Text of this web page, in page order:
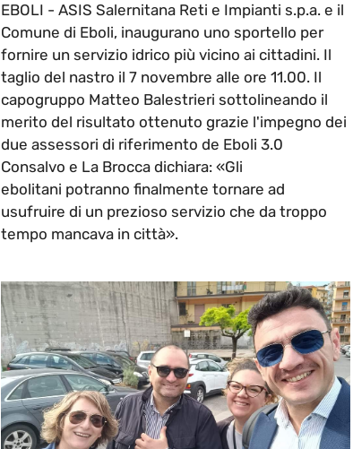
EBOLI - ASIS Salernitana Reti e Impianti s.p.a. e il
Comune di Eboli, inaugurano uno sportello per
fornire un servizio idrico più vicino ai cittadini. Il
taglio del nastro il 7 novembre alle ore 11.00. Il
capogruppo Matteo Balestrieri sottolineando il
merito del risultato ottenuto grazie l'impegno dei
due assessori di riferimento de Eboli 3.0
Consalvo e La Brocca dichiara: «Gli
ebolitani potranno finalmente tornare ad
usufruire di un prezioso servizio che da troppo
tempo mancava in città».